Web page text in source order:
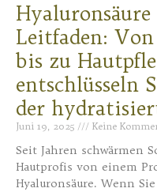
Leitfaden:
bis zu
entschlüsseln
der
Juni 19, 2025 Keine
Seit Jahren schwärmen
Hautprofis von einem
Hyaluronsäure. Wenn